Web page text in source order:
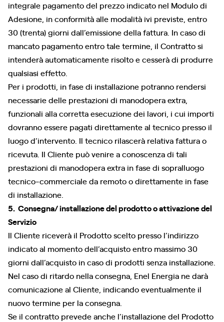
integrale pagamento del prezzo indicato nel Modulo di
Adesione, in conformità alle modalità ivi previste, entro
30 (trenta) giorni dall’emissione della fattura. In caso di
mancato pagamento entro tale termine, il Contratto si
intenderà automaticamente risolto e cesserà di produrre
qualsiasi effetto.
Per i prodotti, in fase di installazione potranno rendersi
necessarie delle prestazioni di manodopera extra,
funzionali alla corretta esecuzione dei lavori, i cui importi
dovranno essere pagati direttamente al tecnico presso il
luogo d’intervento. Il tecnico rilascerà relativa fattura o
ricevuta. Il Cliente può venire a conoscenza di tali
prestazioni di manodopera extra in fase di sopralluogo
tecnico-commerciale da remoto o direttamente in fase
di installazione.
5. Consegna/ installazione del prodotto o attivazione del
Servizio
Il Cliente riceverà il Prodotto scelto presso l’indirizzo
indicato al momento dell’acquisto entro massimo 30
giorni dall’acquisto in caso di prodotti senza installazione.
Nel caso di ritardo nella consegna, Enel Energia ne darà
comunicazione al Cliente, indicando eventualmente il
nuovo termine per la consegna.
Se il contratto prevede anche l’installazione del Prodotto